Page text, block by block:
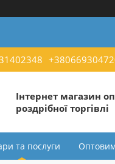
Інтернет магазин
роздрібної торгівлі
та послуги